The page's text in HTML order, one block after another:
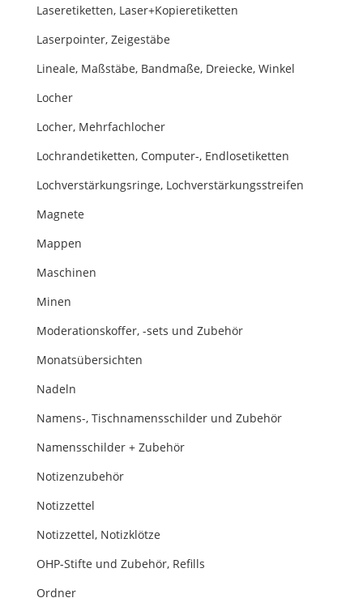
Laseretiketten, Laser+Kopieretiketten
Laserpointer, Zeigestäbe
Lineale, Maßstäbe, Bandmaße, Dreiecke, Winkel
Locher
Locher, Mehrfachlocher
Lochrandetiketten, Computer-, Endlosetiketten
Lochverstärkungsringe, Lochverstärkungsstreifen
Magnete
Mappen
Maschinen
Minen
Moderationskoffer, -sets und Zubehör
Monatsübersichten
Nadeln
Namens-, Tischnamensschilder und Zubehör
Namensschilder + Zubehör
Notizenzubehör
Notizzettel
Notizzettel, Notizklötze
OHP-Stifte und Zubehör, Refills
Ordner